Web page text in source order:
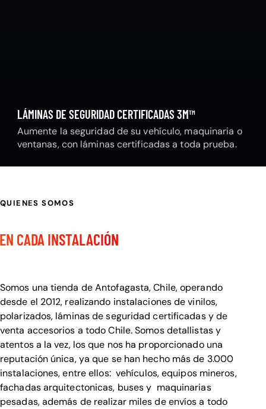
LÁMINAS DE SEGURIDAD CERTIFICADAS 3M™
Aumente la seguridad de su vehículo, maquinaria o
ventanas, con láminas certificadas a toda prueba.
QUIENES SOMOS
EN CADA INSTALACIÓN
Somos una tienda de Antofagasta, Chile, operando
desde el 2012, realizando instalaciones de vinilos,
polarizados, láminas de seguridad certificadas y de
venta accesorios a todo Chile. Somos detallistas y
atentos a la vez, los que nos ha proporcionado una
reputación única, ya que se han hecho más de 3.000
instalaciones, entre ellos: vehículos, equipos mineros,
fachadas arquitectonicas, buses y maquinarias
pesadas, además de realizar miles de envíos a todo